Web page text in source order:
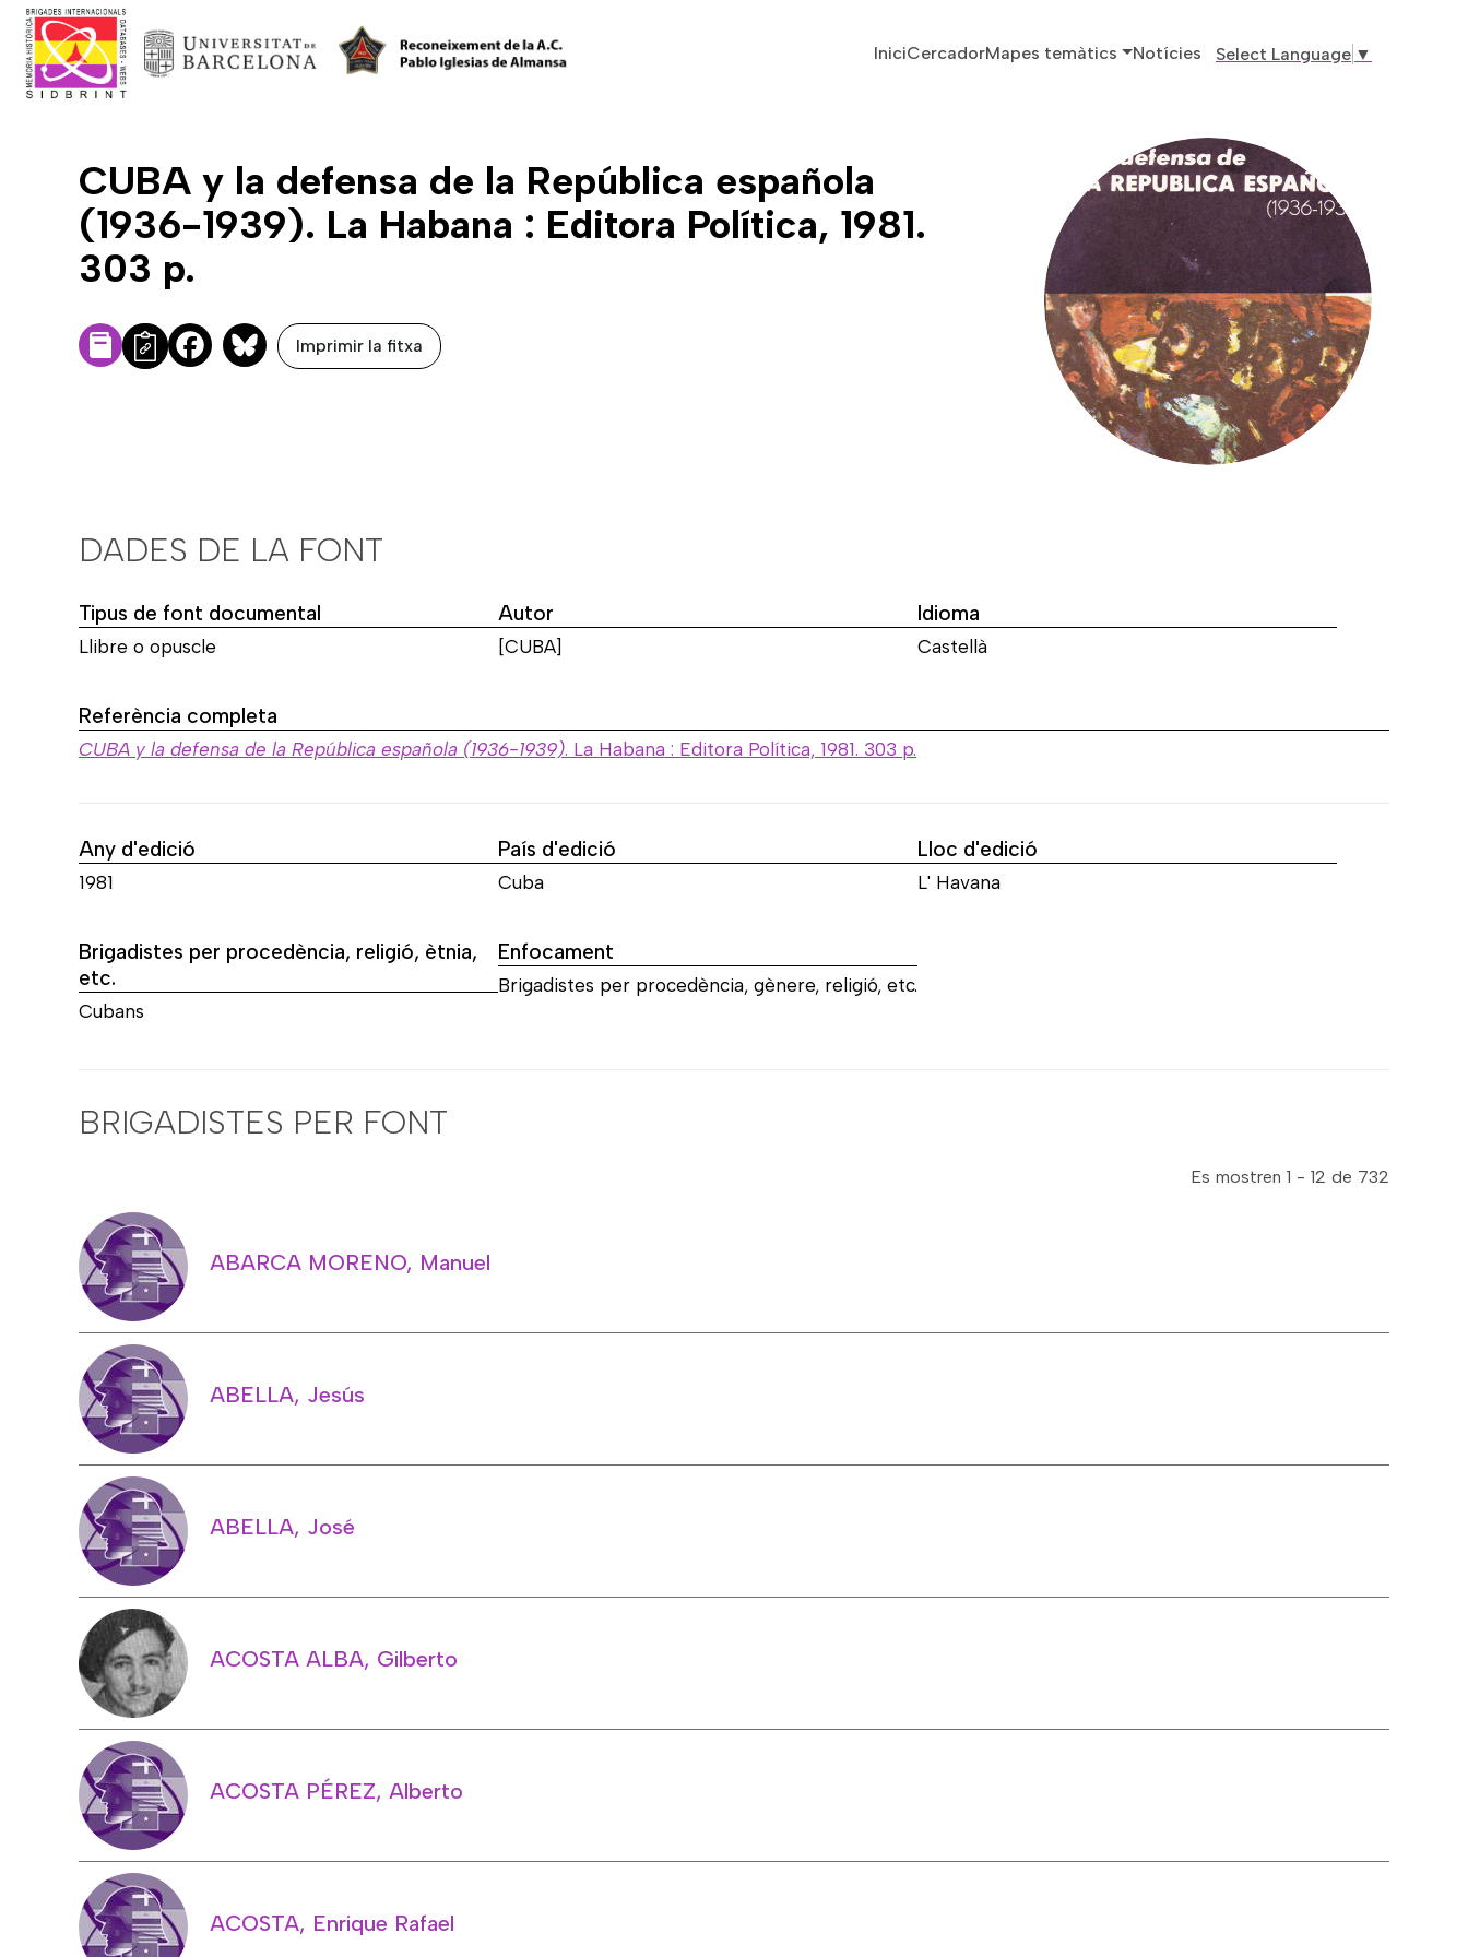
Navegació principal
IniciCercadorMapes temàtics Notícies Select Language ▼
CUBA y la defensa de la República española
(1936-1939). La Habana : Editora Política, 1981.
303 p.
FacebookBluesky
Imprimir la fitxa
DADES DE LA FONT
Tipus de font documental
Llibre o opuscle
Autor
[CUBA]
Idioma
Castellà
Referència completa
CUBA y la defensa de la República española (1936-1939). La Habana : Editora Política, 1981. 303 p.
Any d'edició
1981
País d'edició
Cuba
Lloc d'edició
L' Havana
Brigadistes per procedència, religió, ètnia,
etc.
Cubans
Enfocament
Brigadistes per procedència, gènere, religió, etc.
BRIGADISTES PER FONT
Es mostren 1 - 12 de 732
ABARCA MORENO, Manuel
ABELLA, Jesús
ABELLA, José
ACOSTA ALBA, Gilberto
ACOSTA PÉREZ, Alberto
ACOSTA, Enrique Rafael